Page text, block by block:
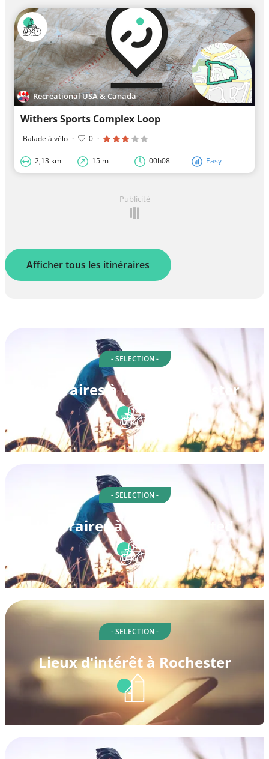
Recreational USA & Canada
Withers Sports Complex Loop
Balade à vélo · 0 ·
2,13 km 15 m 00h08 Easy
Publicité
Afficher tous les itinéraires
- SELECTION -
Itinéraires à vélo à Rochester
- SELECTION -
Itinéraires à vélo à Olmsted
- SELECTION -
Lieux d'intérêt à Rochester